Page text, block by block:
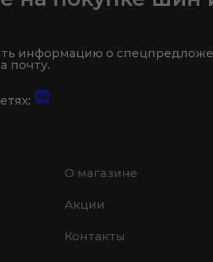
информацию о
почту.
О магазине
Акции
Контакты